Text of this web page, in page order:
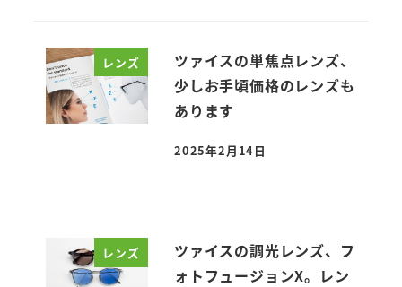
レンズ
ツァイスの単焦点レンズ、
少しお手頃価格のレンズも
あります
投稿日
2025年2月14日
レンズ
ツァイスの調光レンズ、フ
ォトフュージョンX。レン